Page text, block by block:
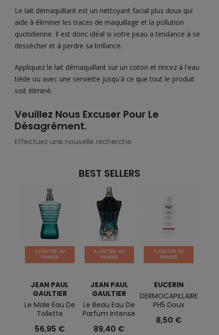
Le lait démaquillant est un nettoyant facial plus doux qui
aide à éliminer les traces de maquillage et la pollution
quotidienne. Il est donc idéal si votre peau a tendance à se
dessécher et à perdre sa brillance.
Appliquez le lait démaquillant sur un coton et rincez à l'eau
tiède ou avec une serviette jusqu'à ce que tout le produit
soit éliminé.
Veuillez Nous Excuser Pour Le
Désagrément.
Effectuez une nouvelle recherche
BEST SELLERS
AJOUTER AU
PANIER
JEAN PAUL
GAULTIER
Le Male Eau De
Toilette
56,95 €
AJOUTER AU
PANIER
JEAN PAUL
GAULTIER
Le Beau Eau De
Parfum Intense
89,40 €
AJOUTER AU
PANIER
EUCERIN
DERMOCAPILLAIRE
PH5 Doux
8,50 €